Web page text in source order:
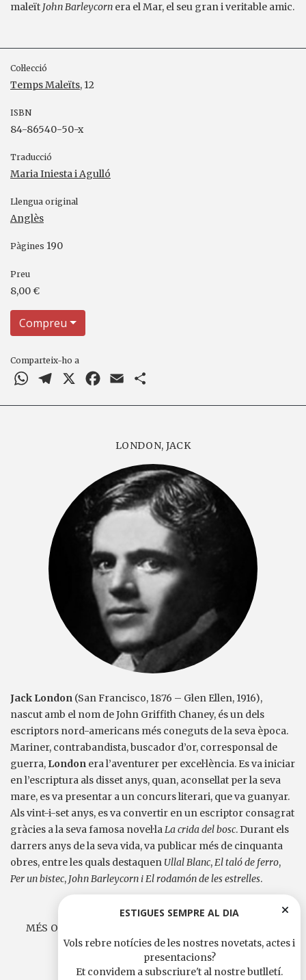
maleït John Barleycorn era el Mar, el seu gran i veritable amic.
Col·lecció
Temps Maleïts, 12
ISBN
84-86540-50-x
Traducció
Maria Iniesta i Agulló
Llengua original
Anglès
Pàgines 190
Preu
8,00 €
Compreu
Comparteix-ho a
WhatsAppTelegram Facebook
Email
LONDON, JACK
Jack London (San Francisco, 1876 – Glen Ellen, 1916),
nascut amb el nom de John Griffith Chaney, és un dels
escriptors nord-americans més coneguts de la seva època.
Mariner, contrabandista, buscador d’or, corresponsal de
guerra, London era l’aventurer per excel·lència. Es va iniciar
en l’escriptura als disset anys, quan, aconsellat per la seva
mare, es va presentar a un concurs literari, que va guanyar.
Als vint-i-set anys, es va convertir en un escriptor consagrat
gràcies a la seva famosa novel·laLa crida del bosc. Durant els
darrers anys de la seva vida, va publicar més de cinquanta
obres, entre les quals destaquen Ullal Blanc,El taló de ferro,
Per un bistec, John Barleycorn i El rodamón de les estrelles.
MÉS OBRES DE JACK LONDON A EDICIONS DE 1984
ESTIGUES SEMPRE AL DIA
Vols rebre notícies de les nostres novetats, actes i
presentacions?
Et convidem a subscriure't al nostre butlletí.